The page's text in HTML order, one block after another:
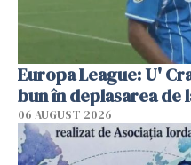
Europa League: U'
bun în deplasarea de
06 AUGUST 2026